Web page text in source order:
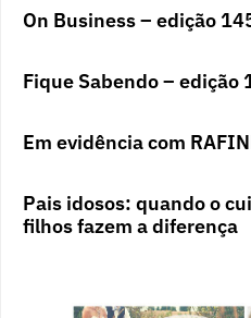
On Business – edição
Fique Sabendo – edição
Em evidência com
Pais idosos: quando o
filhos fazem a diferença